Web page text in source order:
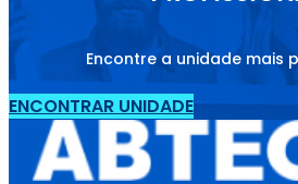
Encontre a unidade mais
ENCONTRAR UNIDADE